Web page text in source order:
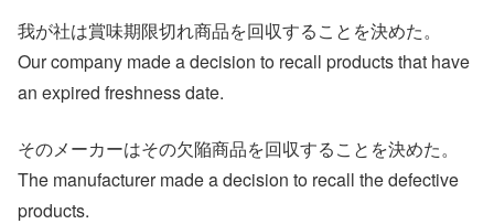
我が社は賞味期限切れ商品を回収することを決めた。
Our company made a decision to recall products that have
an expired freshness date.
そのメーカーはその欠陥商品を回収することを決めた。
The manufacturer made a decision to recall the defective
products.